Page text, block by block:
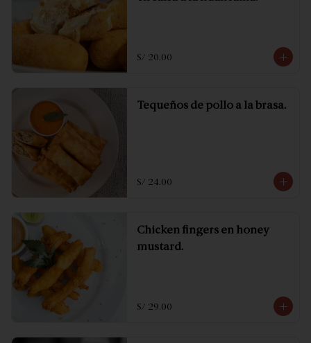
S/ 20.00
Tequeños de pollo a la brasa.
S/ 24.00
Chicken fingers en honey
mustard.
S/ 29.00